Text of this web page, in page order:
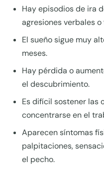
Hay episodios de ira
agresiones verbales o
El sueño sigue muy
meses.
Hay pérdida o
el descubrimiento.
Es difícil sostener las
concentrarse en el
Aparecen síntomas
palpitaciones,
el pecho.